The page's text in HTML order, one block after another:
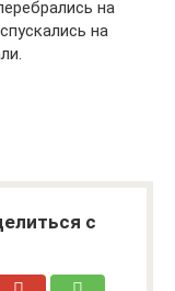
на
на
с